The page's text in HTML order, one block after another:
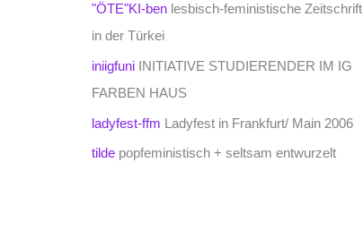
"ÖTE"KI-ben lesbisch-feministische Zeitschrift
in der Türkei
iniigfuni INITIATIVE STUDIERENDER IM IG
FARBEN HAUS
ladyfest-ffm Ladyfest in Frankfurt/ Main 2006
tilde popfeministisch + seltsam entwurzelt